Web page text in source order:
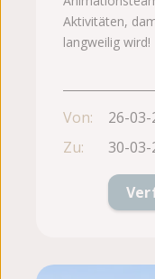
Aktivitäten,
langweilig wird!
Von:
26-
Zu:
30-03-